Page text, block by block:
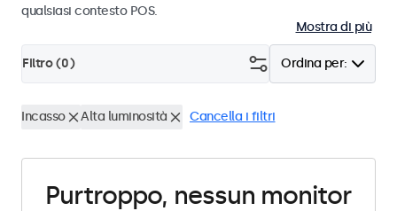
qualsiasi contesto POS.
Mostra di più
Ordina per:
Filtro (0)
Incasso Alta luminosità Cancella i filtri
Purtroppo, nessun monitor